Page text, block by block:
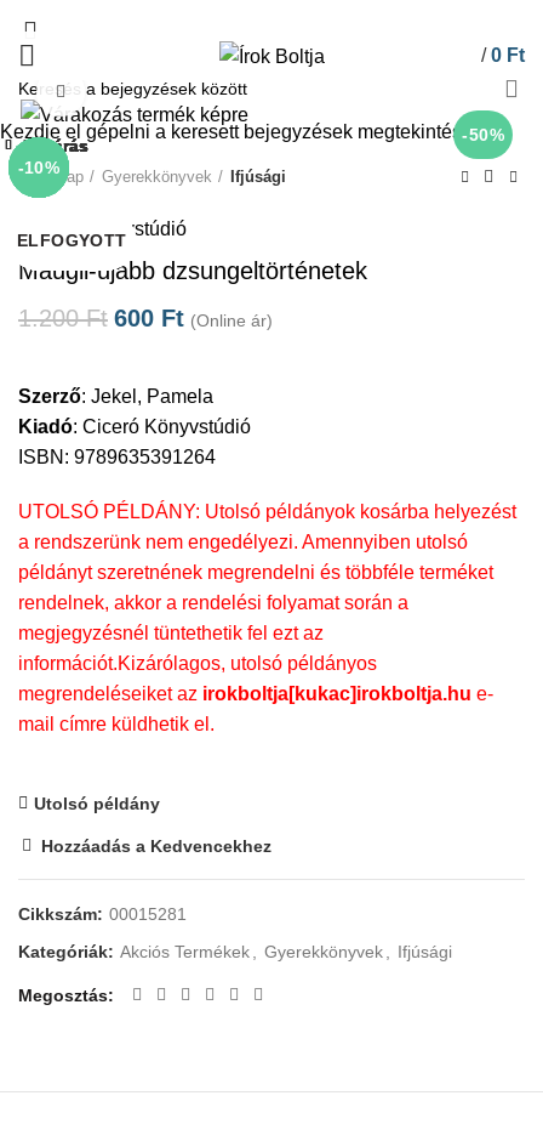
/ 0 Ft
-50%
Click to enlarge
Kezdőlap Gyerekkönyvek Ifjúsági
Ciceró Könyvstúdió
Maugli-újabb dzsungeltörténetek
1.200Ft 600 Ft (Online ár)
Szerző: Jekel, Pamela
Kiadó: Ciceró Könyvstúdió
ISBN: 9789635391264
UTOLSÓ PÉLDÁNY: Utolsó példányok kosárba helyezést
a rendszerünk nem engedélyezi. Amennyiben utolsó
példányt szeretnének megrendelni és többféle terméket
rendelnek, akkor a rendelési folyamat során a
megjegyzésnél tüntethetik fel ezt az
információt.Kizárólagos, utolsó példányos
megrendeléseiket az irokboltja[kukac]irokboltja.hu e-
mail címre küldhetik el.
Utolsó példány
Hozzáadás a Kedvencekhez
Cikkszám: 00015281
Kategóriák: Akciós Termékek, Gyerekkönyvek, Ifjúsági
Megosztás
-10%
ELFOGYOTT
Bezárás
-10%
ELFOGYOTT
Bezárás
-10%
ELFOGYOTT
Bezárás
-10%
ELFOGYOTT
Bezárás
-10%
ELFOGYOTT
Bezárás
-10%
ELFOGYOTT
Bezárás
-10%
ELFOGYOTT
Bezárás
-10%
ELFOGYOTT
Bezárás
Kezdje el gépelni a keresett bejegyzések megtekintéséhez.